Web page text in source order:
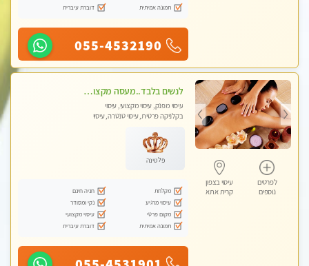
תמונה אמיתית
דוברת עיברית
055-4532190
לפרטים
נוספים
עיסוי בצפון
קרית אתא
לנשים בלבד..מעסה מקצועי לנשים בלבד לעיסוי מרגיע ומפנק VIP-מומלץ לחלוטין! פרטי! ​​​​​​
עיסוי מפנק, עיסוי מקצועי, עיסוי
בקלניקה פרטית, עיסוי טנטרה, עיסוי
פלטינה
מקלחת
חניה חינם
עיסוי מרגיע
נקי ומסודר
מקום פרטי
עיסוי מקצועי
תמונה אמיתית
דוברת עיברית